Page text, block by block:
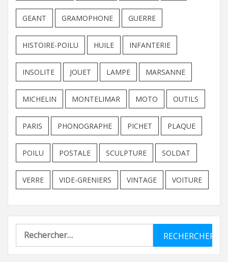
GEANT GRAMOPHONE GUERRE
HISTOIRE-POILU HUILE INFANTERIE
INSOLITE JOUET LAMPE MARSANNE
MICHELIN MONTELIMAR MOTO OUTILS
PARIS PHONOGRAPHE PICHET PLAQUE
POILU POSTALE SCULPTURE SOLDAT
VERRE VIDE-GRENIERS VINTAGE VOITURE
Rechercher :